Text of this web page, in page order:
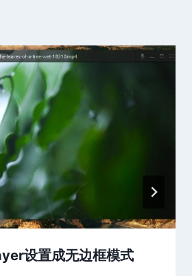
设置成无边框模式